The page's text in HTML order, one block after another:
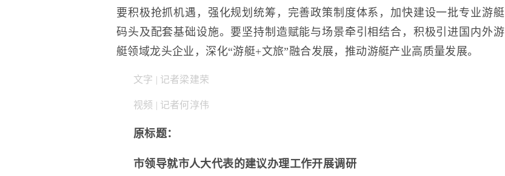
要积极抢抓机遇，强化规划统筹，完善政策制度体系，加快建设一批专业游艇
码头及配套基础设施。要坚持制造赋能与场景牵引相结合，积极引进国内外游
艇领域龙头企业，深化“游艇+文旅”融合发展，推动游艇产业高质量发展。
文字 | 记者梁建荣
视频 | 记者何淳伟
原标题：
市领导就市人大代表的建议办理工作开展调研